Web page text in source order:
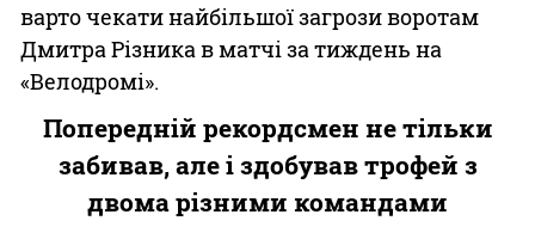
варто чекати найбільшої загрози воротам
Дмитра Різника в матчі за тиждень на
«Велодромі».
Попередній рекордсмен не тільки
забивав, але і здобував трофей з
двома різними командами